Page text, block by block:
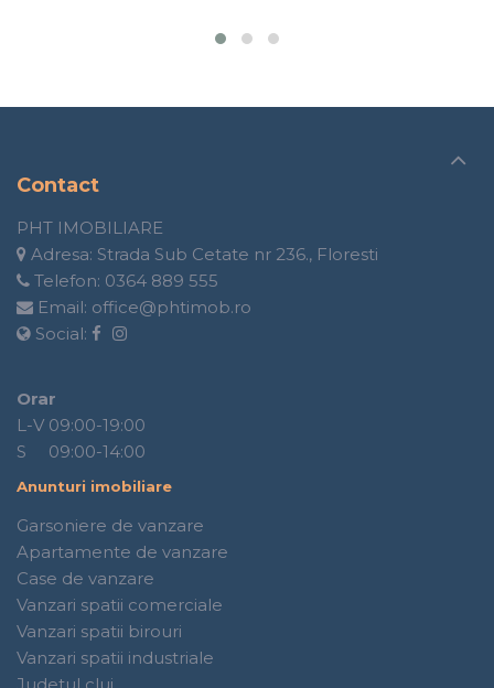
Contact
PHT IMOBILIARE
Adresa: Strada Sub Cetate nr 236., Floresti
Telefon: 0364 889 555
Email: office@phtimob.ro
Social:
Orar
L-V 09:00-19:00
S 09:00-14:00
Anunturi imobiliare
Garsoniere de vanzare
Apartamente de vanzare
Case de vanzare
Vanzari spatii comerciale
Vanzari spatii birouri
Vanzari spatii industriale